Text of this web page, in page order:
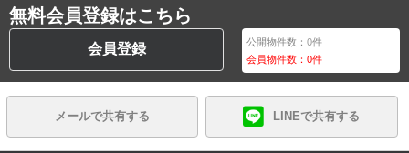
無料会員登録はこちら
会員登録 公開物件数：0件
会員物件数：0件
メールで共有する LINEで共有する